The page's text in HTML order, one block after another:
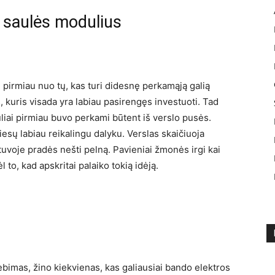
modulius
nuo tų, kas turi didesnę perkamąją galią
visada yra labiau pasirengęs investuoti. Tad
pirmiau buvo perkami būtent iš verslo pusės.
labiau reikalingu dalyku. Verslas skaičiuoja
pradės nešti pelną. Pavieniai žmonės irgi kai
to, kad apskritai palaiko tokią idėją.
žino kiekvienas, kas galiausiai bando elektros